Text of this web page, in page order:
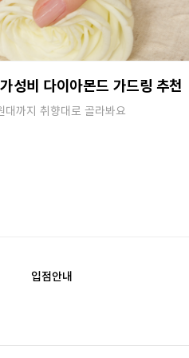
성비 다이아몬드 가드링 추천
까지 취향대로 골라봐요
입점안내